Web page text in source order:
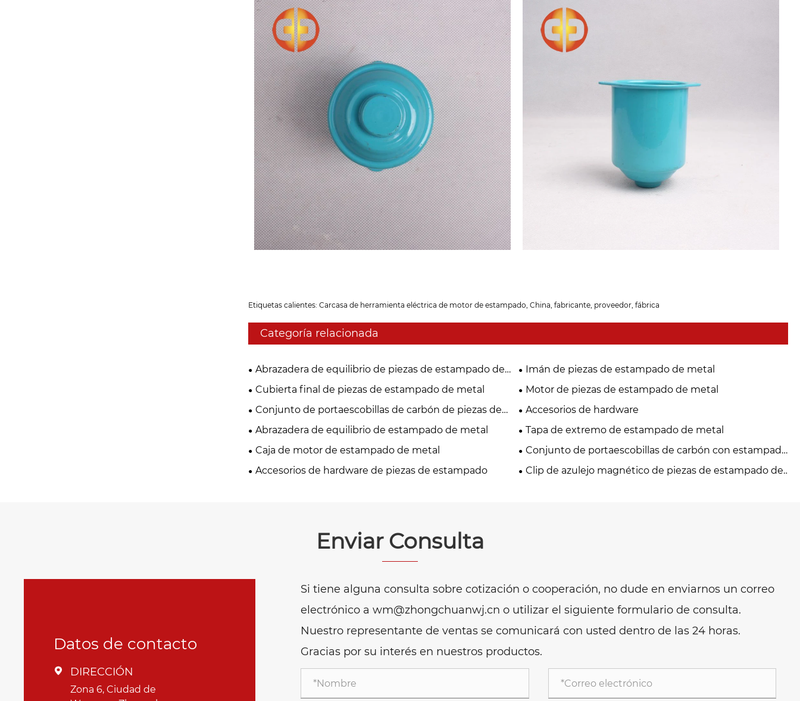
Etiquetas calientes: Carcasa de herramienta eléctrica de motor de estampado, China, fabricante, proveedor, fábrica
Categoría relacionada
Abrazadera de equilibrio de piezas de estampado de
metal
Imán de piezas de estampado de metal
Cubierta final de piezas de estampado de metal
Motor de piezas de estampado de metal
Conjunto de portaescobillas de carbón de piezas de
estampado de metal
Accesorios de hardware
Abrazadera de equilibrio de estampado de metal
Tapa de extremo de estampado de metal
Caja de motor de estampado de metal
Conjunto de portaescobillas de carbón con estampado
de metal
Accesorios de hardware de piezas de estampado
Clip de azulejo magnético de piezas de estampado de
Enviar Consulta
Datos de contacto
 DIRECCIÓN
Zona 6, Ciudad de
Si tiene alguna consulta sobre cotización o cooperación, no dude en enviarnos un correo
electrónico a wm@zhongchuanwj.cn o utilizar el siguiente formulario de consulta.
Nuestro representante de ventas se comunicará con usted dentro de las 24 horas.
Gracias por su interés en nuestros productos.